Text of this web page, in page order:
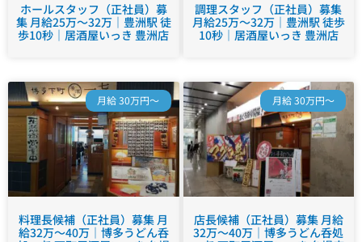
ホールスタッフ（正社員）募
集 月給25万～32万｜豊洲駅 徒
歩10秒｜居酒屋いっき 豊洲店
調理スタッフ（正社員）募集
月給25万～32万｜豊洲駅 徒歩
10秒｜居酒屋いっき 豊洲店
月給 30万円～
料理長候補（正社員）募集 月
給32万～40万｜博多うどん呑
月給 30万円～
店長候補（正社員）募集 月給
32万～40万｜博多うどん呑処